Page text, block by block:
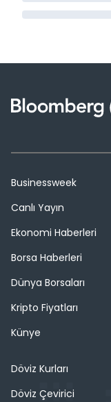
Businessweek
Canlı Yayın
Ekonomi Haberleri
Borsa Haberleri
Dünya Borsaları
Kripto Fiyatları
Künye
Döviz Kurları
Döviz Çevirici